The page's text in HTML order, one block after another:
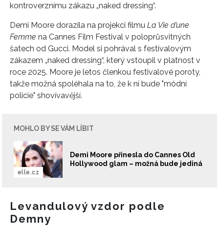
kontroverznímu zákazu „naked dressing“.
Demi Moore dorazila na projekci filmu La Vie d’une
Femme na Cannes Film Festival v poloprůsvitných
šatech od Gucci. Model si pohrával s festivalovým
zákazem „naked dressing“, který vstoupil v platnost v
roce 2025. Moore je letos členkou festivalové poroty,
takže možná spoléhala na to, že k ní bude "módní
policie" shovívavější.
MOHLO BY SE VÁM LÍBIT
Demi Moore přinesla do Cannes Old
Hollywood glam – možná bude jediná
elle.cz
Levandulový vzdor podle
Demny